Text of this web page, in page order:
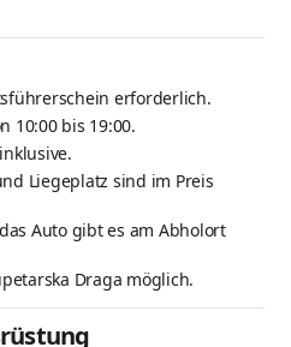
erforderlich.
10:00 bis 19:00.
Liegeplatz sind im Preis
Auto gibt es am Abholort
Draga möglich.